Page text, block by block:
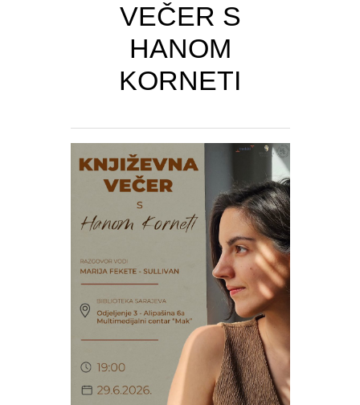
VEČER S
HANOM
KORNETI